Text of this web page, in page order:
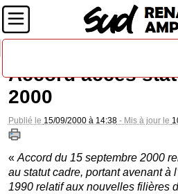
Accord accès
2000
Publié le 15/09/2000 à 14:38- Mis à jour le
« Accord du 15 septembre 2000
au statut cadre, portant avenant à
1990 relatif aux nouvelles filières